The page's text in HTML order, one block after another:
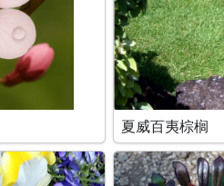
夏威百夷棕榈